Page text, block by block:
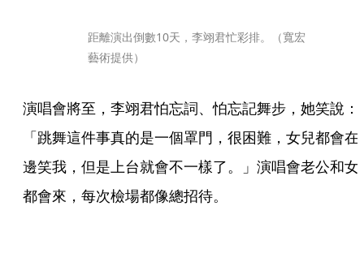
距離演出倒數10天，李翊君忙彩排。（寬宏
藝術提供）
演唱會將至，李翊君怕忘詞、怕忘記舞步，她笑說：
「跳舞這件事真的是一個罩門，很困難，女兒都會在
邊笑我，但是上台就會不一樣了。」演唱會老公和女
都會來，每次檢場都像總招待。